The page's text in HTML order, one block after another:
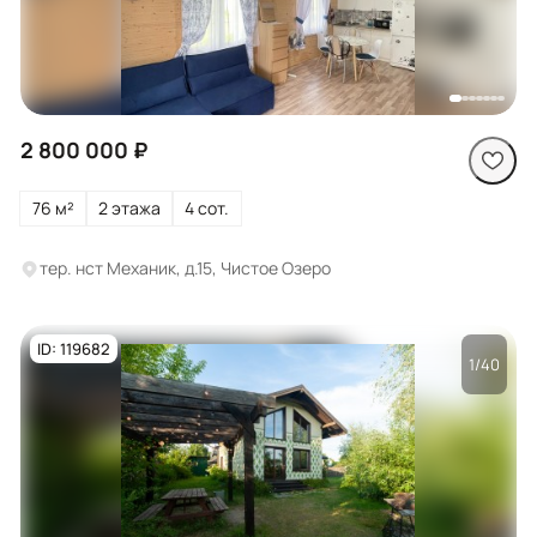
Посмотреть все
фото
2 800 000 ₽
76 м² 2 этажа 4 сот.
тер. нст Механик, д.15, Чистое Озеро
Посмотреть все
фото
ID: 119682
1/40